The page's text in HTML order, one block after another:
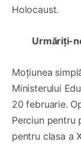
Holocaust.
Urmăriți-
Moțiunea
Ministerului
20 februarie.
Perciun pentru
pentru clasa a